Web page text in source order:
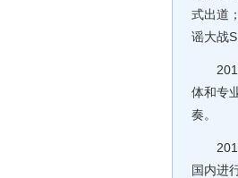
式出道
谣大战
2013
体和专
奏。
2014
国内进